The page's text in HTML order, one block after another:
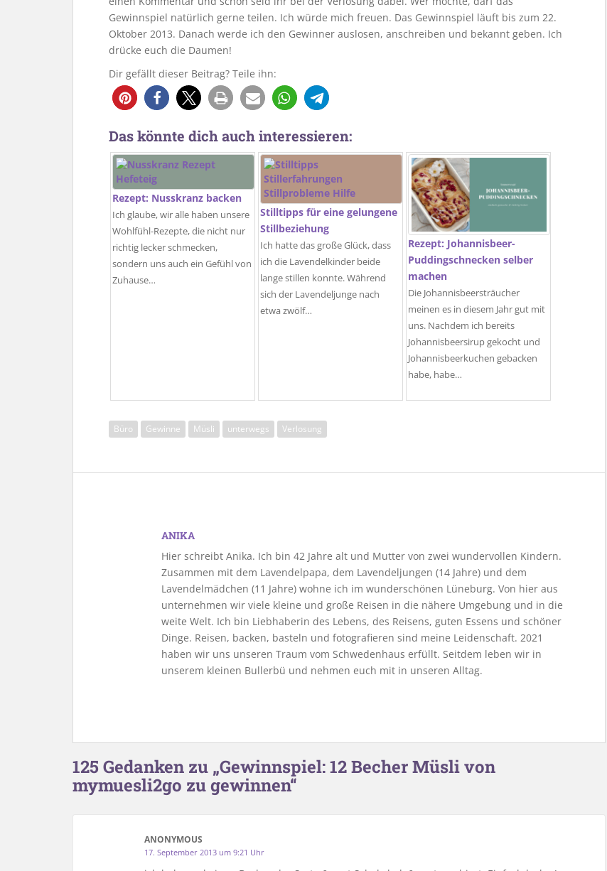
Gewinnspiel natürlich gerne teilen. Ich würde mich freuen. Das Gewinnspiel läuft bis zum 22.
Oktober 2013. Danach werde ich den Gewinner auslosen, anschreiben und bekannt geben. Ich
drücke euch die Daumen!
Dir gefällt dieser Beitrag? Teile ihn:
Das könnte dich auch interessieren:
Rezept: Nusskranz backen
Ich glaube, wir alle haben unsere
Wohlfühl-Rezepte, die nicht nur
richtig lecker schmecken,
sondern uns auch ein Gefühl von
Zuhause…
Stilltipps für eine gelungene
Stillbeziehung
Ich hatte das große Glück, dass
ich die Lavendelkinder beide
lange stillen konnte. Während
sich der Lavendeljunge nach
etwa zwölf…
Rezept: Johannisbeer-
Puddingschnecken selber
machen
Die Johannisbeersträucher
meinen es in diesem Jahr gut mit
uns. Nachdem ich bereits
Johannisbeersirup gekocht und
Johannisbeerkuchen gebacken
habe, habe…
Büro Gewinne Müsli unterwegs Verlosung
ANIKA
Hier schreibt Anika. Ich bin 42 Jahre alt und Mutter von zwei wundervollen Kindern.
Zusammen mit dem Lavendelpapa, dem Lavendeljungen (14 Jahre) und dem
Lavendelmädchen (11 Jahre) wohne ich im wunderschönen Lüneburg. Von hier aus
unternehmen wir viele kleine und große Reisen in die nähere Umgebung und in die
weite Welt. Ich bin Liebhaberin des Lebens, des Reisens, guten Essens und schöner
Dinge. Reisen, backen, basteln und fotografieren sind meine Leidenschaft. 2021
haben wir uns unseren Traum vom Schwedenhaus erfüllt. Seitdem leben wir in
unserem kleinen Bullerbü und nehmen euch mit in unseren Alltag.
125 Gedanken zu „Gewinnspiel: 12 Becher Müsli von
mymuesli2go zu gewinnen“
ANONYMOUS
17. September 2013 um 9:21 Uhr